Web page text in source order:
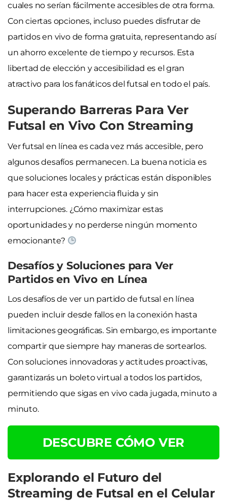
cuales no serían fácilmente accesibles de otra forma.
Con ciertas opciones, incluso puedes disfrutar de
partidos en vivo de forma gratuita, representando así
un ahorro excelente de tiempo y recursos. Esta
libertad de elección y accesibilidad es el gran
atractivo para los fanáticos del futsal en todo el país.
Superando Barreras Para Ver
Futsal en Vivo Con Streaming
Ver futsal en línea es cada vez más accesible, pero
algunos desafíos permanecen. La buena noticia es
que soluciones locales y prácticas están disponibles
para hacer esta experiencia fluida y sin
interrupciones. ¿Cómo maximizar estas
oportunidades y no perderse ningún momento
emocionante?
Desafíos y Soluciones para Ver
Partidos en Vivo en Línea
Los desafíos de ver un partido de futsal en línea
pueden incluir desde fallos en la conexión hasta
limitaciones geográficas. Sin embargo, es importante
compartir que siempre hay maneras de sortearlos.
Con soluciones innovadoras y actitudes proactivas,
garantizarás un boleto virtual a todos los partidos,
permitiendo que sigas en vivo cada jugada, minuto a
minuto.
DESCUBRE CÓMO VER
Explorando el Futuro del
Streaming de Futsal en el Celular